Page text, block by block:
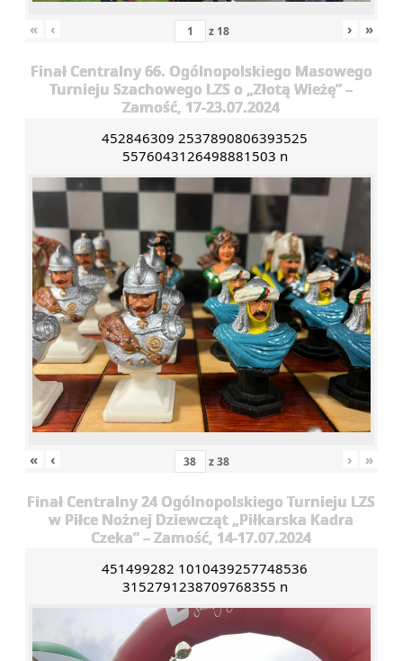
« ‹ z 18 › »
Finał Centralny 66. Ogólnopolskiego Masowego
Turnieju Szachowego LZS o „Złotą Wieżę” –
Zamość, 17-23.07.2024
452846309 2537890806393525
5576043126498881503 n
« ‹ z38 › »
Finał Centralny 24 Ogólnopolskiego Turnieju LZS
w Piłce Nożnej Dziewcząt „Piłkarska Kadra
Czeka” – Zamość, 14-17.07.2024
451499282 1010439257748536
3152791238709768355 n